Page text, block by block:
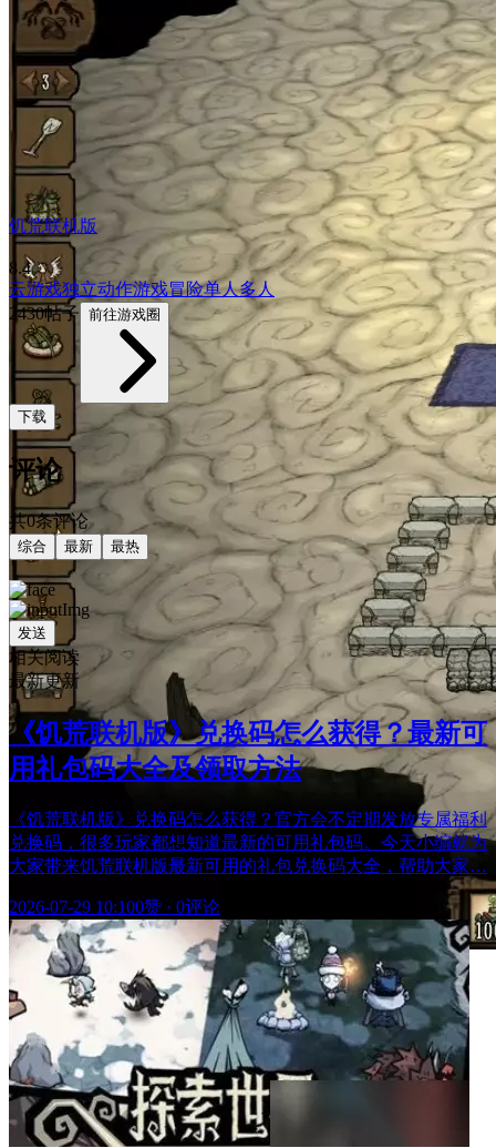
饥荒联机版
8.4
云游戏独立动作游戏冒险单人多人
2430帖子 前往游戏圈
下载
评论
共0条评论
综合 最新 最热
发送
相关阅读
最新更新
《饥荒联机版》兑换码怎么获得？最新可
用礼包码大全及领取方法
《饥荒联机版》兑换码怎么获得？官方会不定期发放专属福利
兑换码，很多玩家都想知道最新的可用礼包码。今天小编就为
大家带来饥荒联机版最新可用的礼包兑换码大全，帮助大家…
2026-07-29 10:100赞 · 0评论